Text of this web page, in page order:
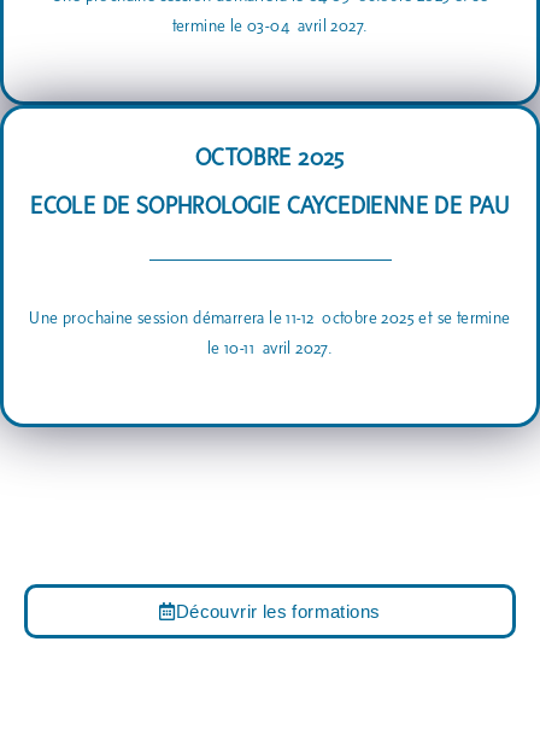
termine le 03-04 avril 2027.
OCTOBRE 2025
ECOLE DE SOPHROLOGIE CAYCEDIENNE DE PAU
Une prochaine session démarrera le 11-12 octobre 2025 et se termine
le 10-11 avril 2027.
Découvrir les formations